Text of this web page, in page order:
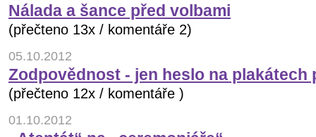
Nálada a šance před volbami
(přečteno 13x / komentáře 2)
05.10.2012
Zodpovědnost - jen heslo na plakátech
(přečteno 12x / komentáře )
01.10.2012